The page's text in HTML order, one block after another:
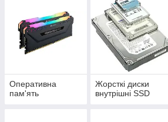
Оперативна
пам'ять
Жорсткі диски
внутрішні SSD